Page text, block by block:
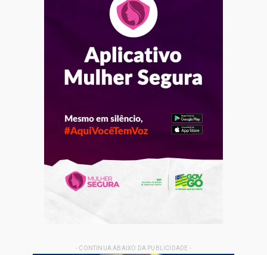
- CONTINUA ABAIXO DA PUBLICIDADE -